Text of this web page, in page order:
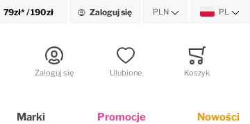
79zł* / 190zł Zaloguj sięWalutaPLN PL
Zaloguj się Ulubione Koszyk
Marki Promocje Nowości